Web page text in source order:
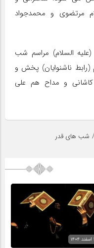
مرتضوی و محمدجواد
السلام) مراسم شب
ناشنوایان) پخش و
و مداح هم علی
شب های قدر